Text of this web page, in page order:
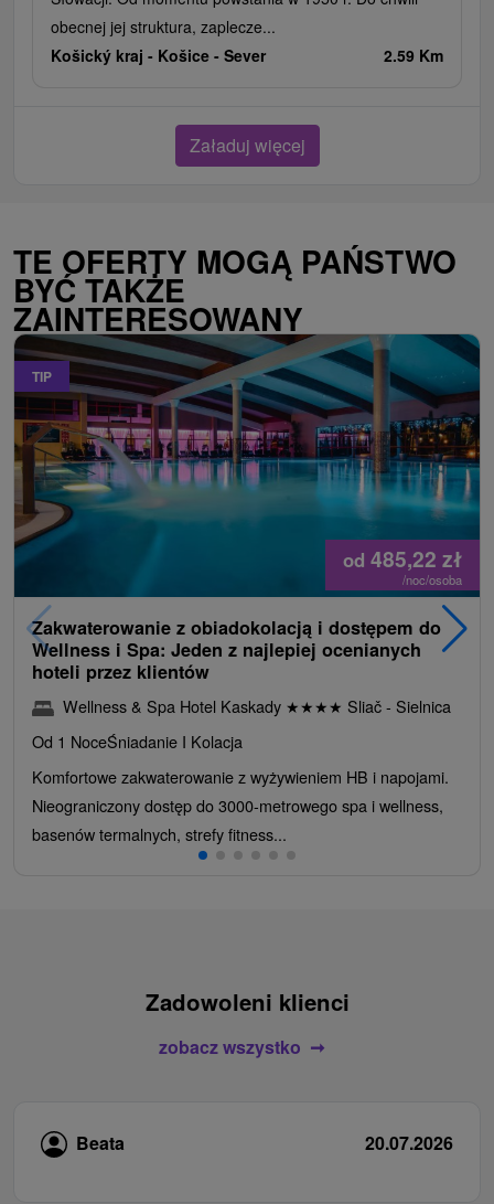
obecnej jej struktura, zaplecze...
Košický kraj - Košice - Sever 2.59 Km
Załaduj więcej
TE OFERTY MOGĄ PAŃSTWO
BYĆ TAKŻE
ZAINTERESOWANY
TIP
od 485,22 zł
/noc/osoba
Zakwaterowanie z obiadokolacją i dostępem do
Wellness i Spa: Jeden z najlepiej ocenianych
hoteli przez klientów
Wellness & Spa Hotel Kaskady ★★★★ Sliač - Sielnica
Od 1 NoceŚniadanie I Kolacja
Komfortowe zakwaterowanie z wyżywieniem HB i napojami.
Nieograniczony dostęp do 3000-metrowego spa i wellness,
basenów termalnych, strefy fitness...
Zadowoleni klienci
zobacz wszystko
Beata 20.07.2026